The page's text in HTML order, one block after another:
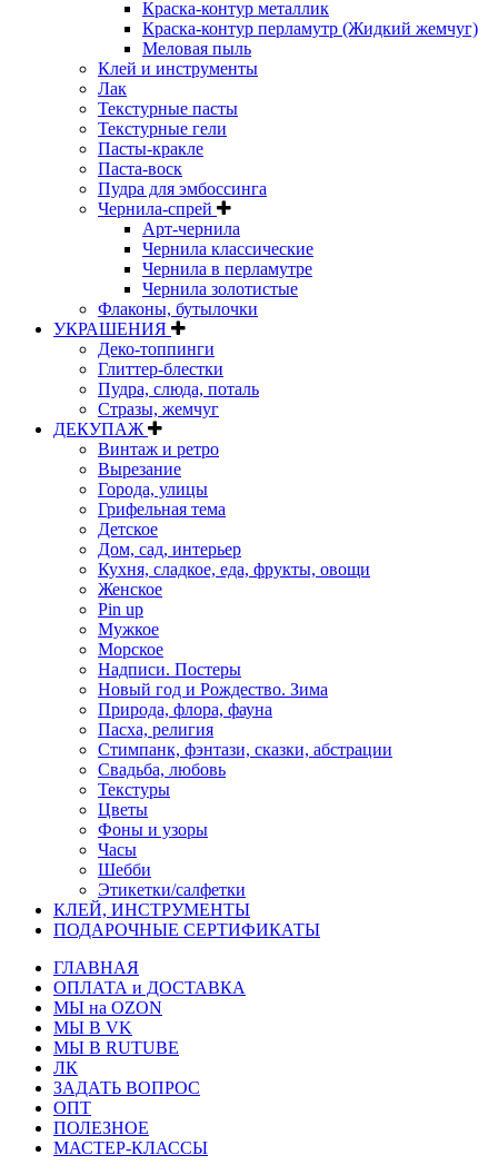
Краска-контур металлик
Краска-контур перламутр (Жидкий жемчуг)
Меловая пыль
Клей и инструменты
Лак
Текстурные пасты
Текстурные гели
Пасты-кракле
Паста-воск
Пудра для эмбоссинга
Чернила-спрей
Арт-чернила
Чернила классические
Чернила в перламутре
Чернила золотистые
Флаконы, бутылочки
УКРАШЕНИЯ
Деко-топпинги
Глиттер-блестки
Пудра, слюда, поталь
Стразы, жемчуг
ДЕКУПАЖ
Винтаж и ретро
Вырезание
Города, улицы
Грифельная тема
Детское
Дом, сад, интерьер
Кухня, сладкое, еда, фрукты, овощи
Женское
Pin up
Мужкое
Морское
Надписи. Постеры
Новый год и Рождество. Зима
Природа, флора, фауна
Пасха, религия
Стимпанк, фэнтази, сказки, абстрации
Свадьба, любовь
Текстуры
Цветы
Фоны и узоры
Часы
Шебби
Этикетки/салфетки
КЛЕЙ, ИНСТРУМЕНТЫ
ПОДАРОЧНЫЕ СЕРТИФИКАТЫ
ГЛАВНАЯ
ОПЛАТА и ДОСТАВКА
МЫ на OZON
МЫ В VK
МЫ В RUTUBE
ЛК
ЗАДАТЬ ВОПРОС
ОПТ
ПОЛЕЗНОЕ
МАСТЕР-КЛАССЫ